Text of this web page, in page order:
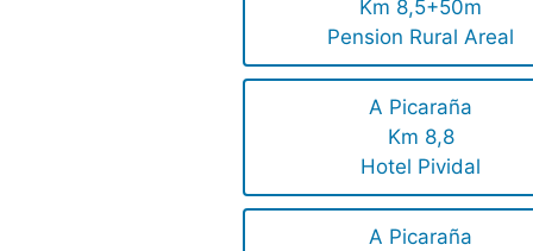
Km 8,5+50m
Pension Rural Areal
A Picaraña
Km 8,8
Hotel Pividal
A Picaraña